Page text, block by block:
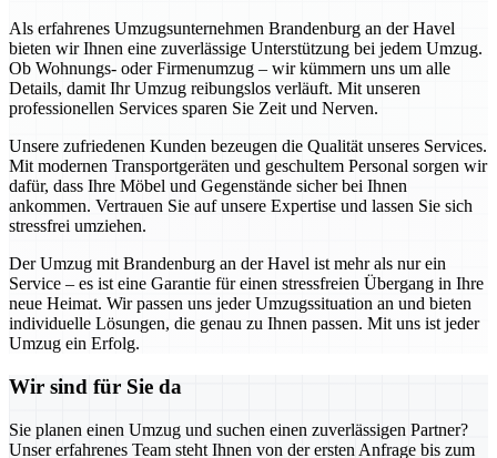
Als erfahrenes Umzugsunternehmen Brandenburg an der Havel
bieten wir Ihnen eine zuverlässige Unterstützung bei jedem Umzug.
Ob Wohnungs- oder Firmenumzug – wir kümmern uns um alle
Details, damit Ihr Umzug reibungslos verläuft. Mit unseren
professionellen Services sparen Sie Zeit und Nerven.
Unsere zufriedenen Kunden bezeugen die Qualität unseres Services.
Mit modernen Transportgeräten und geschultem Personal sorgen wir
dafür, dass Ihre Möbel und Gegenstände sicher bei Ihnen
ankommen. Vertrauen Sie auf unsere Expertise und lassen Sie sich
stressfrei umziehen.
Der Umzug mit Brandenburg an der Havel ist mehr als nur ein
Service – es ist eine Garantie für einen stressfreien Übergang in Ihre
neue Heimat. Wir passen uns jeder Umzugssituation an und bieten
individuelle Lösungen, die genau zu Ihnen passen. Mit uns ist jeder
Umzug ein Erfolg.
Wir sind für Sie da
Sie planen einen Umzug und suchen einen zuverlässigen Partner?
Unser erfahrenes Team steht Ihnen von der ersten Anfrage bis zum